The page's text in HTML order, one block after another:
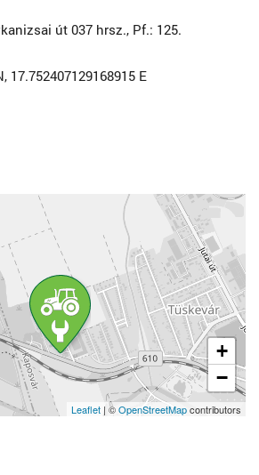
út 037 hrsz., Pf.: 125.
17.752407129168915 E
+
−
Leaflet | ©OpenStreetMapcontributors